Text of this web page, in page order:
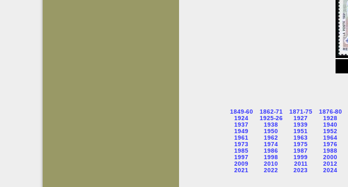
1849-60 1862-71 1871-75 1876-80
1924
1925-26 1927 1928
1937
1938 1939 1940
1949
1950 1951 1952
1961
1962 1963 1964
1973
1974 1975 1976
1985
1986 1987 1988
1997
1998 1999 2000
2009
2010 2011 2012
2021
2022 2023 2024